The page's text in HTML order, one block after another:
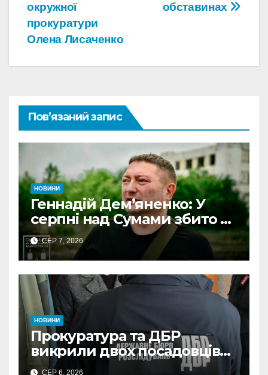
обставинах
окружної
прокуратури
Олена Лисаченко
Пов’язаний запис
НОВИНИ
Геннадій Дем’яненко: У
серпні над Сумами збито 6
КАБів
СЕР 7, 2026
НОВИНИ
Прокуратура та ДБР
викрили двох посадовців
ДПС Сумщини на вимаганні
СЕР 6, 2026